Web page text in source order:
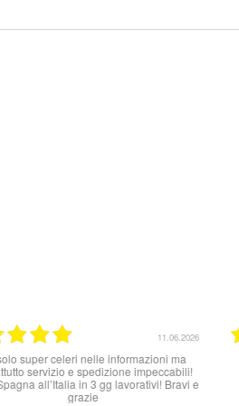
25.07.2025
Ottimo sito per acquistare occhiali da sole. Un
pochino lenta la spedizione, ho ricevuto gli
occhiali dopo 8 giorni ma sul sito veniva
promesso arrivo in 48 h. Il complesso sono